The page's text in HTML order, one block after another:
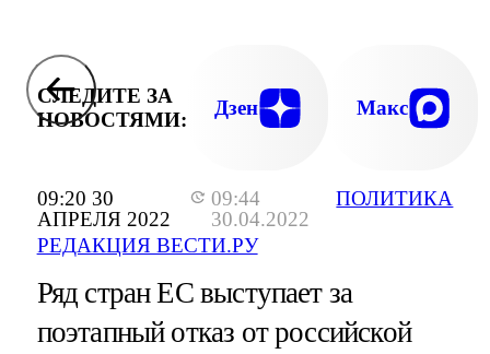
09:20 30
АПРЕЛЯ 2022
09:44
30.04.2022
РЕДАКЦИЯ ВЕСТИ.РУ
ПОЛИТИКА
СЛЕДИТЕ ЗА
НОВОСТЯМИ:
Дзен Макс
Ряд стран ЕС выступает за
поэтапный отказ от российской